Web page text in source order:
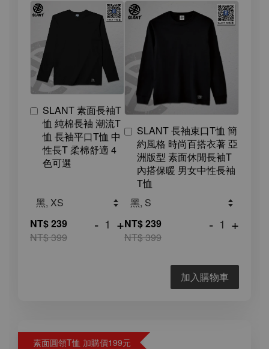
SLANT 素面長袖T
恤 純棉長袖 潮流T
恤 長袖平口T恤 中
性長T 柔棉舒適 4
色可選
NT$ 239
NT$ 399
- +
SLANT 長袖束口T恤 簡
約風格 時尚百搭衣著 亞
洲版型 素面休閒長袖T
內搭保暖 男女中性長袖
T恤
NT$ 239
NT$ 399
- +
加入購物車
素面圓領T恤 加購價199元